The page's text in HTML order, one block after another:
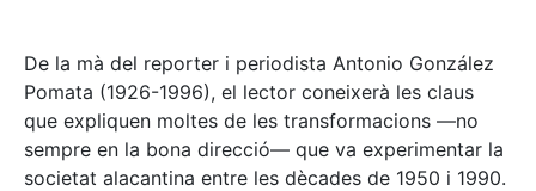
De la mà del reporter i periodista Antonio González
Pomata (1926-1996), el lector coneixerà les claus
que expliquen moltes de les transformacions —no
sempre en la bona direcció— que va experimentar la
societat alacantina entre les dècades de 1950 i 1990.